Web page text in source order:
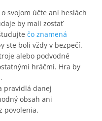
svojom účte ani heslách
by mali zostať
čo znamená
ste boli vždy v bezpečí.
alebo podvodné
hráčmi. Hra by
pravidlá danej
obsah ani
povolenia.